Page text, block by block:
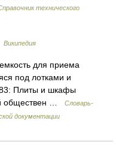
технического
Википедия
для приема
под лотками и
Плиты и шкафы
обществен …
Словарь-
документации